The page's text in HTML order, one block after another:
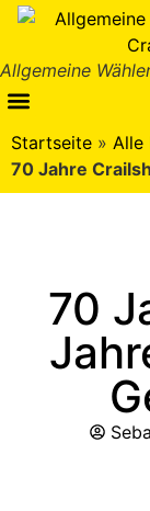
Allgemeine
Startseite » Alle
70 Jahre
70